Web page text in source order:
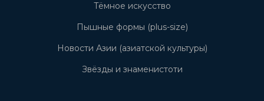
Тёмное искусство
Пышные формы (plus-size)
Новости Азии (азиатской культуры)
Звёзды и знаменистоти